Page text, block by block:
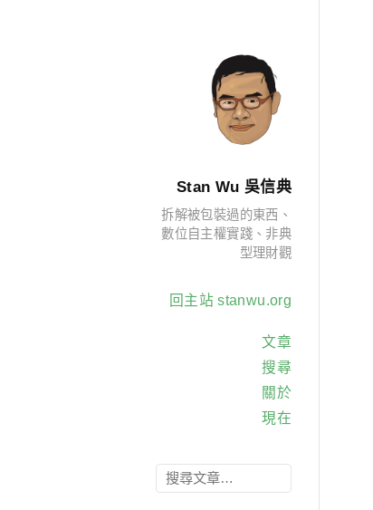
Stan Wu 吳信典
拆解被包裝過的東西、
數位自主權實踐、非典
型理財觀
回主站 stanwu.org
文章
搜尋
關於
現在